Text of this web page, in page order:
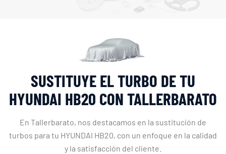
SUSTITUYE EL TURBO DE TU
HYUNDAI HB20 CON TALLERBARATO
En Tallerbarato, nos destacamos en la sustitución de
turbos para tu HYUNDAI HB20, con un enfoque en la calidad
y la satisfacción del cliente.